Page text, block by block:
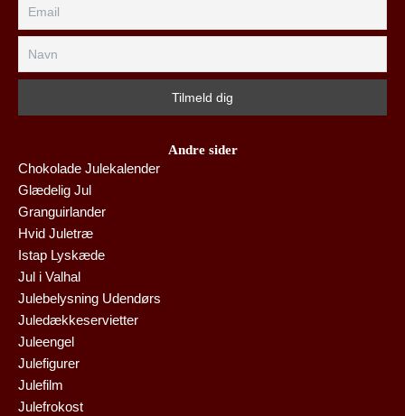
Andre sider
Chokolade Julekalender
Glædelig Jul
Granguirlander
Hvid Juletræ
Istap Lyskæde
Jul i Valhal
Julebelysning Udendørs
Juledækkeservietter
Juleengel
Julefigurer
Julefilm
Julefrokost